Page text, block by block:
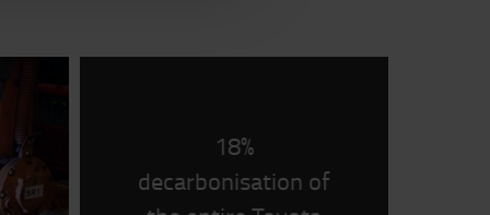
18%
decarbonisation of